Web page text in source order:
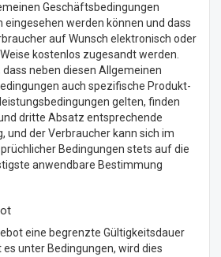
Geschäftsbedingungen
eingesehen werden können und dass
auf Wunsch elektronisch oder
kostenlos zugesandt werden.
dass neben diesen Allgemeinen
auch spezifische Produkt-
gelten, finden
dritte Absatz entsprechende
und der Verbraucher kann sich im
Bedingungen stets auf die
anwendbare Bestimmung
eine begrenzte Gültigkeitsdauer
unter Bedingungen, wird dies